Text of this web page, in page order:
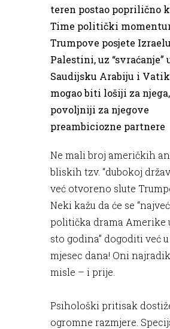
teren postao poprilično
Time politički
Trumpove posjete
Palestini, uz “svraćanje”
Saudijsku Arabiju i
mogao biti lošiji za
povoljniji za njegove
preambiciozne partnere
Ne mali broj američkih
bliskih tzv. “dubokoj
već otvoreno slute
Neki kažu da će se
politička drama Amerike
sto godina” dogoditi već
mjesec dana! Oni
misle – i prije.
Psihološki pritisak
ogromne razmjere.